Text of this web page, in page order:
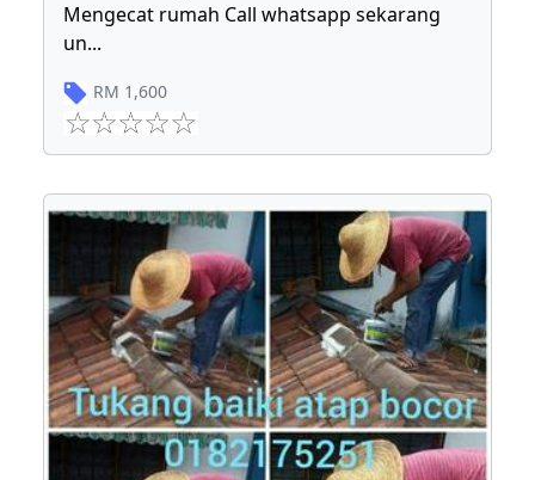
Mengecat rumah Call whatsapp sekarang
un...
RM 1,600